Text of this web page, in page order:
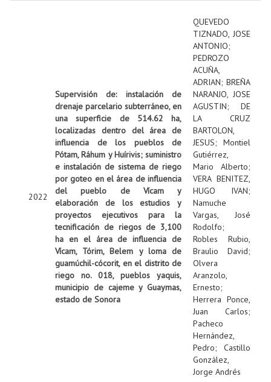
2022
Supervisión de: instalación de
drenaje parcelario subterráneo, en
una superficie de 514.62 ha,
localizadas dentro del área de
influencia de los pueblos de
Pótam, Ráhum y Huírivis; suministro
e instalación de sistema de riego
por goteo en el área de influencia
del pueblo de Vícam y
elaboración de los estudios y
proyectos ejecutivos para la
tecnificación de riegos de 3,100
ha en el área de influencia de
Vícam, Tórim, Belem y loma de
guamúchil-cócorit, en el distrito de
riego no. 018, pueblos yaquis,
municipio de cajeme y Guaymas,
estado de Sonora
QUEVEDO
TIZNADO, JOSE
ANTONIO;
PEDROZO
ACUÑA,
ADRIAN; BREÑA
NARANJO, JOSE
AGUSTIN; DE
LA CRUZ
BARTOLON,
JESUS; Montiel
Gutiérrez,
Mario Alberto;
VERA BENITEZ,
HUGO IVAN;
Namuche
Vargas, José
Rodolfo;
Robles Rubio,
Braulio David;
Olvera
Aranzolo,
Ernesto;
Herrera Ponce,
Juan Carlos;
Pacheco
Hernández,
Pedro; Castillo
González,
Jorge Andrés